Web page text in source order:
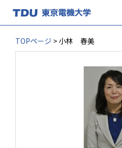
TOPページ > 小林 春美